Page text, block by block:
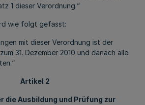
1 dieser Verordnung.“
wie folgt gefasst:
mit dieser Verordnung ist der
31. Dezember 2010 und danach alle
Artikel 2
die Ausbildung und Prüfung zur